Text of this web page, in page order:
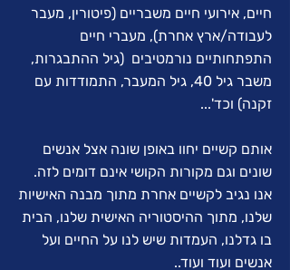
חיים, אירועי חיים משבריים (פיטורין, מעבר
לעבודה/ארץ אחרת), מעברי חיים
התפתחותיים נורמטיבים (גיל ההתבגרות,
משבר גיל 40, גיל המעבר, התמודדות עם
זקנה) וכד'...
אותם קשיים יחוו באופן שונה אצל אנשים
שונים וגם מקורות הקושי אינם דומים לזה.
אנו נגיב לקשיים אחרת מתוך מבנה האישיות
שלנו, מתוך ההיסטוריה האישית שלנו, הבית
בו גדלנו, העמדות שיש לנו על החיים ועל
אנשים ועוד ועוד..